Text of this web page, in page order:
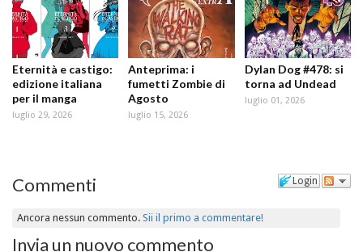
Eternità e castigo:
edizione italiana
per il manga
luglio 29, 2026
Anteprima: i
fumetti Zombie di
Agosto
luglio 15, 2026
Dylan Dog #478: si
torna ad Undead
luglio 01, 2026
Login
Commenti
Ancora nessun commento.Sii il primo a commentare!
Invia un nuovo commento